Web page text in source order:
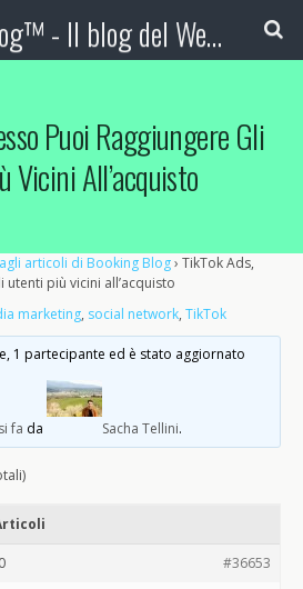
Booking Blog™ - Il blog del Web Marketing Turistico
Puoi Raggiungere Gli
Vicini All’acquisto
articoli di Booking Blog› TikTok Ads,
più vicini all’acquisto
marketing, social network, TikTok
1 partecipante ed è stato aggiornato
fa da Sacha Tellini.
#36653